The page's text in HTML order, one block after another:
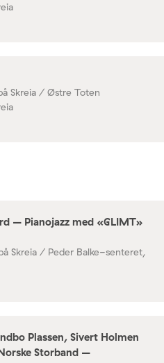
Skreia / Østre Toten
– Pianojazz med «GLIMT»
Skreia / Peder Balke-senteret,
Plassen, Sivert Holmen
Storband –